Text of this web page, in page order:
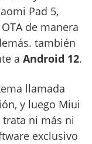
Pad 5,
de manera
también
a Android 12.
llamada
y luego Miui
trata ni más ni
exclusivo